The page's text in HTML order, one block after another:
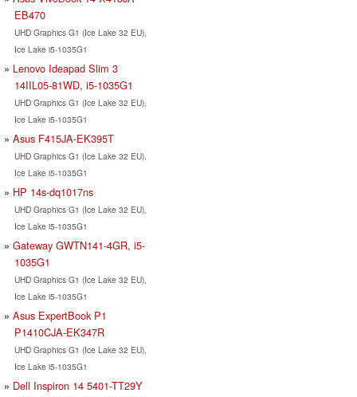
EB470
UHD Graphics G1 (Ice Lake 32 EU),
Ice Lake i5-1035G1
Lenovo Ideapad Slim 3
14IIL05-81WD, i5-1035G1
UHD Graphics G1 (Ice Lake 32 EU),
Ice Lake i5-1035G1
Asus F415JA-EK395T
UHD Graphics G1 (Ice Lake 32 EU),
Ice Lake i5-1035G1
HP 14s-dq1017ns
UHD Graphics G1 (Ice Lake 32 EU),
Ice Lake i5-1035G1
Gateway GWTN141-4GR, i5-
1035G1
UHD Graphics G1 (Ice Lake 32 EU),
Ice Lake i5-1035G1
Asus ExpertBook P1
P1410CJA-EK347R
UHD Graphics G1 (Ice Lake 32 EU),
Ice Lake i5-1035G1
Dell Inspiron 14 5401-TT29Y